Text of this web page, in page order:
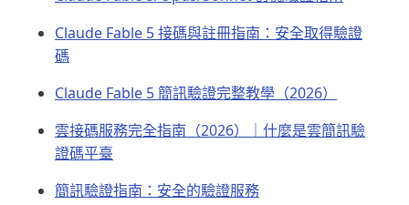
Claude Fable 5 接碼與註冊指南：安全取得驗證
碼
Claude Fable 5 簡訊驗證完整教學（2026）
雲接碼服務完全指南（2026）｜什麼是雲簡訊驗
證碼平臺
簡訊驗證指南：安全的驗證服務